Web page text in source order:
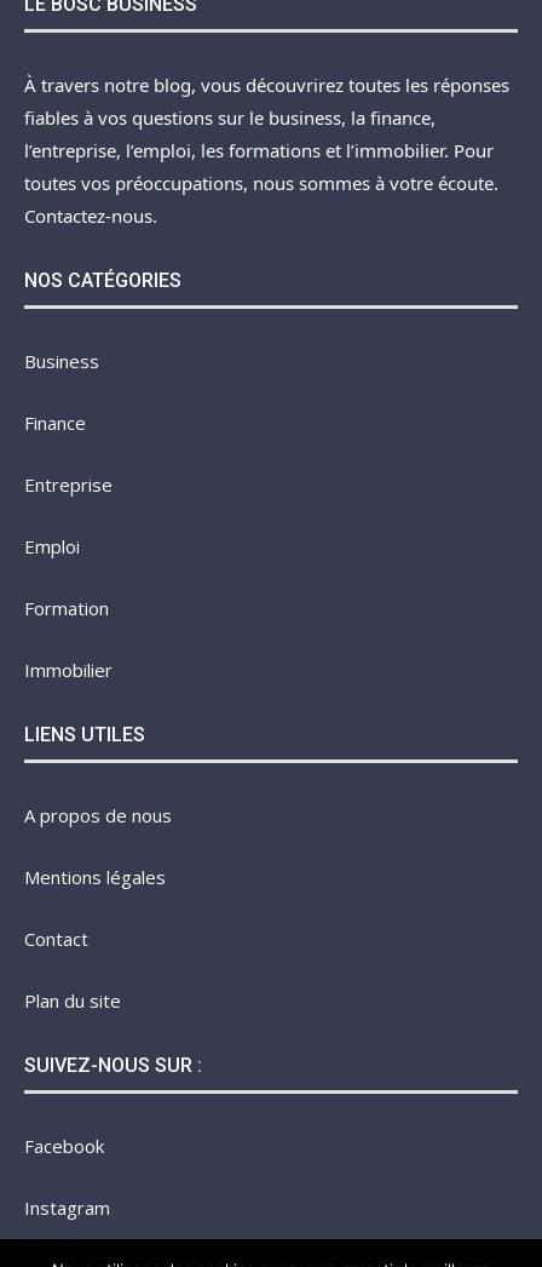
À travers notre blog, vous découvrirez toutes les réponses
fiables à vos questions sur le business, la finance,
l’entreprise, l’emploi, les formations et l’immobilier. Pour
toutes vos préoccupations, nous sommes à votre écoute.
Contactez-nous.
NOS CATÉGORIES
Business
Finance
Entreprise
Emploi
Formation
Immobilier
LIENS UTILES
A propos de nous
Mentions légales
Contact
Plan du site
SUIVEZ-NOUS SUR :
Facebook
Instagram